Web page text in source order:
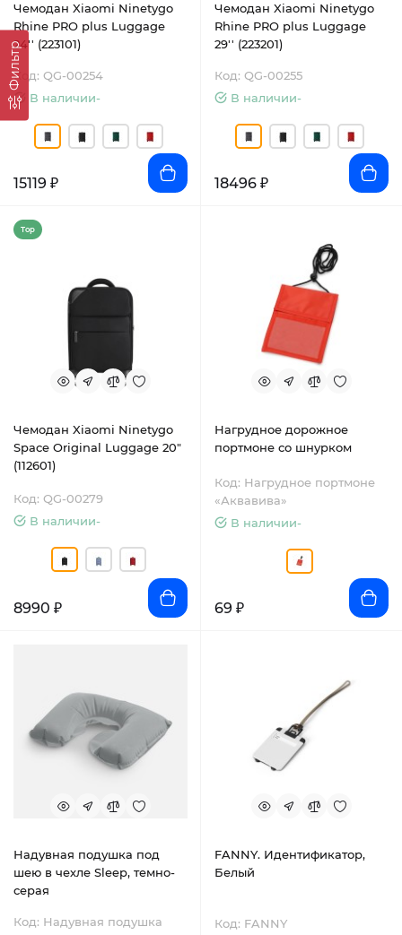
Фильтр
Чемодан Xiaomi Ninetygo
Rhine PRO plus Luggage
24'' (223101)
Код: QG-00254
В наличии-
15119 ₽
Чемодан Xiaomi Ninetygo
Rhine PRO plus Luggage
29'' (223201)
Код: QG-00255
В наличии-
18496 ₽
Top
Чемодан Xiaomi Ninetygo
Space Original Luggage 20"
(112601)
Код: QG-00279
В наличии-
8990 ₽
Нагрудное дорожное
портмоне со шнурком
Код: Нагрудное портмоне
«Аквавива»
В наличии-
69 ₽
Надувная подушка под
шею в чехле Sleep, темно-
серая
Код: Надувная подушка
FANNY. Идентификатор,
Белый
Код: FANNY